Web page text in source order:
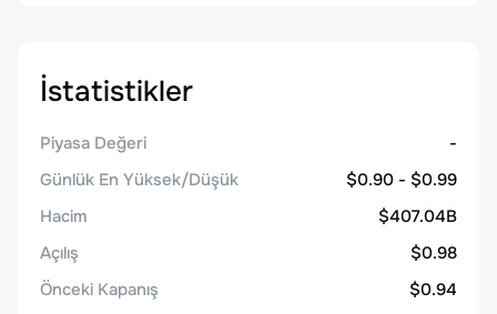
İstatistikler
Piyasa Değeri
-
Günlük En Yüksek/Düşük
$0.90 - $0.99
Hacim
$407.04B
Açılış
$0.98
Önceki Kapanış
$0.94